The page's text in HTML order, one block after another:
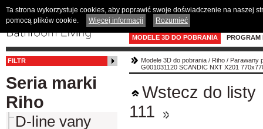
MODELE 3D DO POBRANIA PROGRAM
FILTR
Seria marki
Riho
D-line vany
Modele 3D do pobrania / Riho / Parawany
G001031120 SCANDIC NXT X201
Wstecz do listy
111
Ta strona wykorzystuje cookies, aby poprawić swoje doświadczenie na naszej
pomocą plików cookie.
Więcej informacji Rozumieć